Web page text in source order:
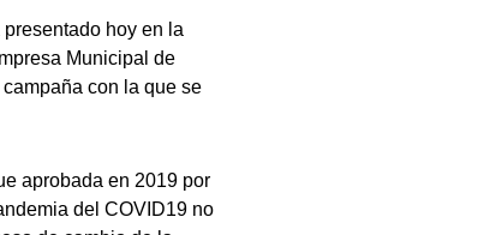
hoy en la
Municipal de
con la que se
aprobada en 2019 por
del COVID19 no